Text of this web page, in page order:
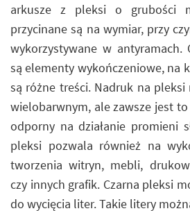
arkusze z pleksi o grubości
przycinane są na wymiar, przy
wykorzystywane w antyramach.
są elementy wykończeniowe, na
są różne treści. Nadruk na
wielobarwnym, ale zawsze jest
odporny na działanie promieni
pleksi pozwala również na
tworzenia witryn, mebli,
czy innych grafik. Czarna pleksi
do wycięcia liter. Takie litery